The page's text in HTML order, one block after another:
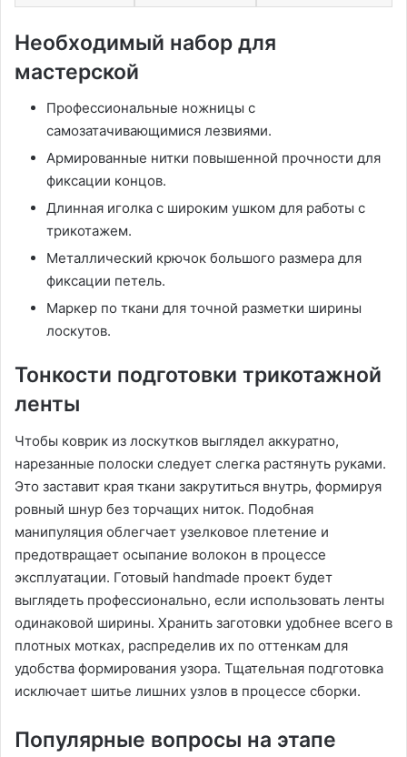
Необходимый набор для
мастерской
Профессиональные ножницы с
самозатачивающимися лезвиями.
Армированные нитки повышенной прочности для
фиксации концов.
Длинная иголка с широким ушком для работы с
трикотажем.
Металлический крючок большого размера для
фиксации петель.
Маркер по ткани для точной разметки ширины
лоскутов.
Тонкости подготовки трикотажной
ленты
Чтобы коврик из лоскутков выглядел аккуратно,
нарезанные полоски следует слегка растянуть руками.
Это заставит края ткани закрутиться внутрь, формируя
ровный шнур без торчащих ниток. Подобная
манипуляция облегчает узелковое плетение и
предотвращает осыпание волокон в процессе
эксплуатации. Готовый handmade проект будет
выглядеть профессионально, если использовать ленты
одинаковой ширины. Хранить заготовки удобнее всего в
плотных мотках, распределив их по оттенкам для
удобства формирования узора. Тщательная подготовка
исключает шитье лишних узлов в процессе сборки.
Популярные вопросы на этапе